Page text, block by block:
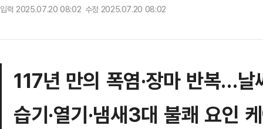
입력 2025.07.20 08:02 수정 2025.07.20 08:02
117년 만의 폭염·장마 반복…
습기·열기·냄새3대 불쾌 요인